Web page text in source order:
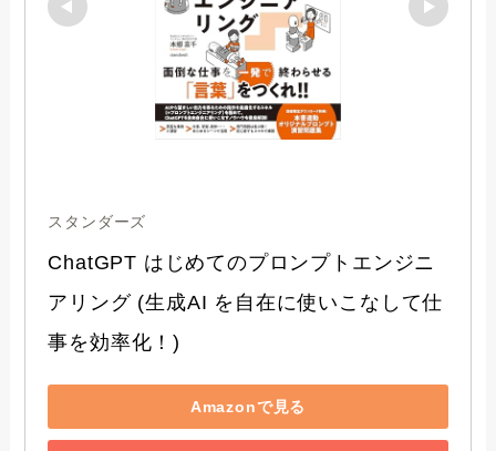
スタンダーズ
ChatGPT はじめてのプロンプトエンジニ
アリング (生成AI を自在に使いこなして仕
事を効率化！)
Amazonで見る